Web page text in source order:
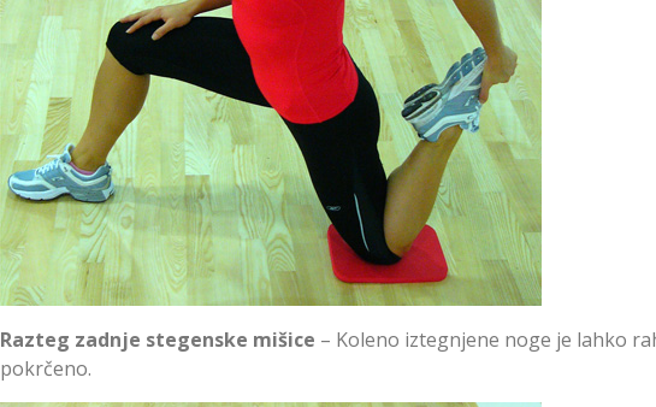
Razteg zadnje stegenske mišice – Koleno iztegnjene noge je lahko
pokrčeno.